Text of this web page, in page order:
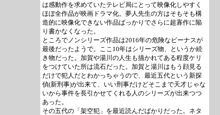
は感動作を求めていたテレビ局にとって映像化しやすく
ほぼ全作品が映画ドラマ化。夢人先生の方はそもそも構
造的に映像化できない作品ばっかりでさらに超寡作に陥
り書かなくなった。
ところでノンシリーズ作品は2016年の危険なビーナスが
最後だったようで。ここ10年はシリーズ物、というか続
き物だった。加賀や湯川の人生も描かれてある程度ケリ
をつけていた所は流石だった。加賀と湯川はもう顔見る
だけで犯人だとわかっちゃうので、最近五代という新探
偵(新刑事)が出来て、いい刑事だけどそこまで天才じゃな
いから事件を長引かせてくれる人のシリーズが出来つつ
あった。
その五代の「架空犯」を最近読んだばかりだった。ネタ